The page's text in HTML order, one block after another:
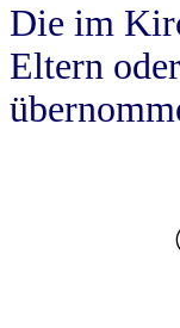
Die im
Eltern